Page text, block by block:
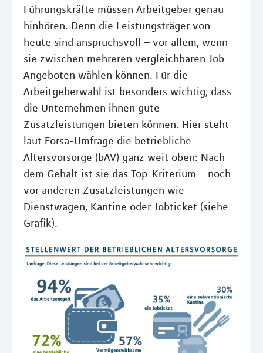
Führungskräfte müssen Arbeitgeber genau
hinhören. Denn die Leistungsträger von
heute sind anspruchsvoll – vor allem, wenn
sie zwischen mehreren vergleichbaren Job-
Angeboten wählen können. Für die
Arbeitgeberwahl ist besonders wichtig, dass
die Unternehmen ihnen gute
Zusatzleistungen bieten können. Hier steht
laut Forsa-Umfrage die betriebliche
Altersvorsorge (bAV) ganz weit oben: Nach
dem Gehalt ist sie das Top-Kriterium – noch
vor anderen Zusatzleistungen wie
Dienstwagen, Kantine oder Jobticket (siehe
Grafik).